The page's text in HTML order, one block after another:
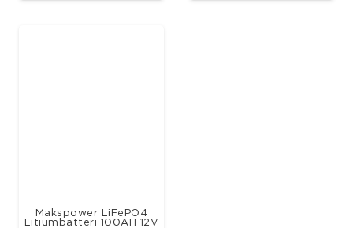
Makspower LiFePO4
Litiumbatteri 100AH 12V